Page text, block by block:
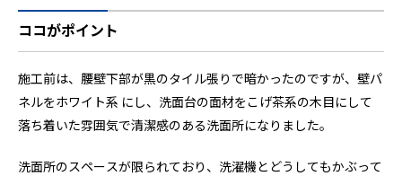
ココがポイント
施工前は、腰壁下部が黒のタイル張りで暗かったのですが、壁パ
ネルをホワイト系 にし、洗面台の面材をこげ茶系の木目にして
落ち着いた雰囲気で清潔感のある洗面所になりました。
洗面所のスペースが限られており、洗濯機とどうしてもかぶって